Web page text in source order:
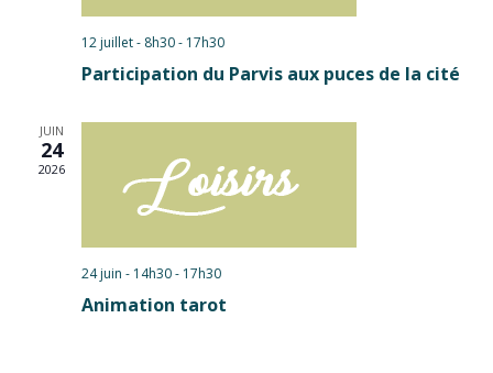
12 juillet - 8h30- 17h30
Participation du Parvis aux puces de la cité
JUIN
24
2026
24 juin - 14h30- 17h30
Animation tarot